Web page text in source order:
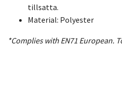
tillsatta.
Material: Polyester
*Complies with EN71 European.